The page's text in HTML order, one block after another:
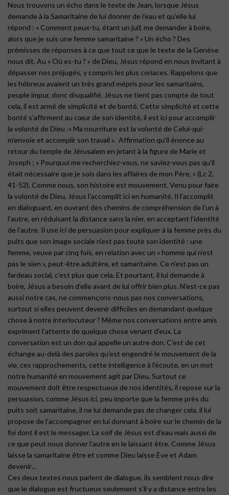
Nous trouvons un écho dans le texte de Jean, lorsque Jésus
demande à la Samaritaine de lui donner de l’eau et qu’elle lui
répond : « Comment peux-tu, étant un juif, me demander à boire,
alors que je suis une femme samaritaine ? » Un écho ? Des
prémisses de réponses à ce que tout ce que le texte de la Genèse
nous dit. Au « Où es-tu ? » de Dieu, Jésus répond en nous invitant à
dépasser nos préjugés, y compris les plus coriaces. Rappelons que
les hébreux avaient un très grand mépris pour les samaritains,
peuple impur, donc disqualifié. Jésus ne tient pas compte de tout
cela, il est armé de simplicité et de bonté. Cette simplicité et cette
bonté s’affirment au cœur de son identité, il est ici pour accomplir
la volonté de Dieu :« Ma nourriture est la volonté de Celui-qui-
m’envoie et accomplir son travail ». Affirmation qu’il énonce au
retour du temple de Jérusalem en jetant à la figure de Marie et
Joseph ; « Pourquoi me recherchiez-vous, ne saviez-vous pas qu’il
était nécessaire que je sois dans les affaires de mon Père, » (Lc 2,
41-52). Comme nous, son histoire est mouvement. Venu pour faire
la volonté de Dieu, Jésus l’accomplit ici en humanité. Il l’accomplit
en dialoguant, en ouvrant des chemins de compréhension de l’un à
l’autre, en réduisant la distance sans la nier, en acceptant l’identité
de l’autre. Il use ici de persuasion pour expliquer à la femme près du
puits que son image sociale n’est pas toute son identité : une
femme, veuve par cinq fois, en relation avec un « homme qui n’est
pas le sien », peut-être adultère, et samaritaine. Ce n’est pas un
fardeau social, c’est plus que cela. Et pourtant, il lui demande à
boire, Jésus a besoin d’elle avant de lui offrir bien plus. N’est-ce pas
aussi notre cas, ne commençons-nous pas nos conversations,
surtout si elles peuvent devenir difficiles en demandant quelque
chose à notre interlocuteur ? Même nos conversations entre amis
expriment l’attente de quelque chose venant d’eux. La
conversation est un don qui appelle un autre don. C’est de cet
échange au-delà des paroles qu’est engendré le mouvement de la
vie, ces rapprochements, cette intelligence à l’écoute, en un mot
notre humanité en mouvement agit par Dieu. Surtout ce
mouvement doit être respectueux de nos identités, il repose sur la
persuasion, comme Jésus ici, peu importe que la femme près du
puits soit samaritaine, il ne lui demande pas de changer cela, il lui
propose de l’accompagner en lui donnant à boire sur le chemin de la
foi dont il est le messager. La soif de Jésus est d’eau mais aussi de
ce que peut nous donner l’autre en le laissant être. Comme Jésus
laisse la samaritaine être et comme Dieu laisse Ève et Adam
devenir…
Ces deux textes nous parlent de dialogue, ils semblent nous dire
que le dialogue est fructueux seulement s’il y a distance entre les